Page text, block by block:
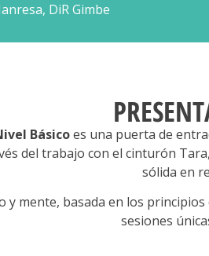
DiR Gimbe
Básicoes una puerta de
del trabajo con el cinturón
sólida en
y mente, basada en los
sesiones